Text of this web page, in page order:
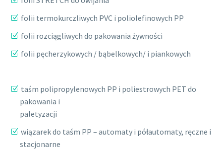
folii termokurczliwych PVC i poliolefinowych PP
folii rozciągliwych do pakowania żywności
folii pęcherzykowych / bąbelkowych/ i piankowych
taśm polipropylenowych PP i poliestrowych PET do
pakowania i
paletyzacji
wiązarek do taśm PP – automaty i półautomaty, ręczne i
stacjonarne